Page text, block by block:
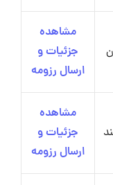
مشاهده
جزئیات و
ارسال رزومه
مشاهده
جزئیات و
ارسال رزومه